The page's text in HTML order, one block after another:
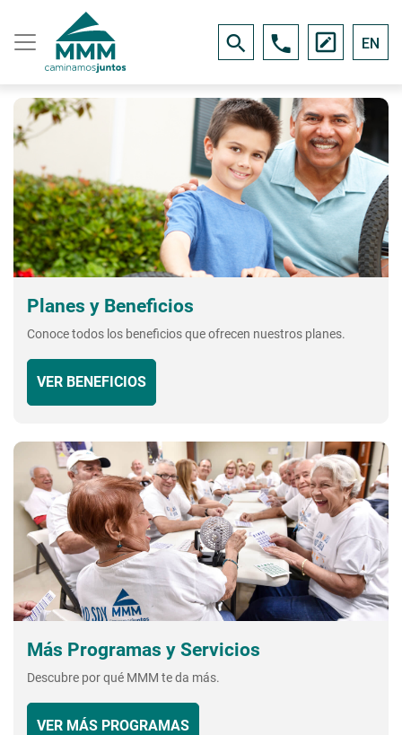
EN
Planes y Beneficios
Conoce todos los beneficios que ofrecen nuestros planes.
VER BENEFICIOS
Más Programas y Servicios
Descubre por qué MMM te da más.
VER MÁS PROGRAMAS